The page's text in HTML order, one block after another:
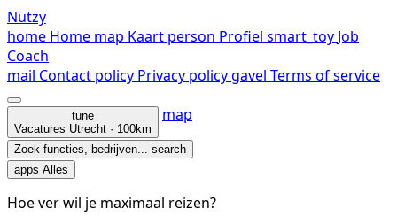
Nutzy
home Home map Kaart person Profiel smart_toy Job
Coach
mail Contact policy Privacy policygavel Terms of service
tune
Vacatures Utrecht · 100km
map
Zoek functies, bedrijven... search
apps Alles
Hoe ver wil je maximaal reizen?